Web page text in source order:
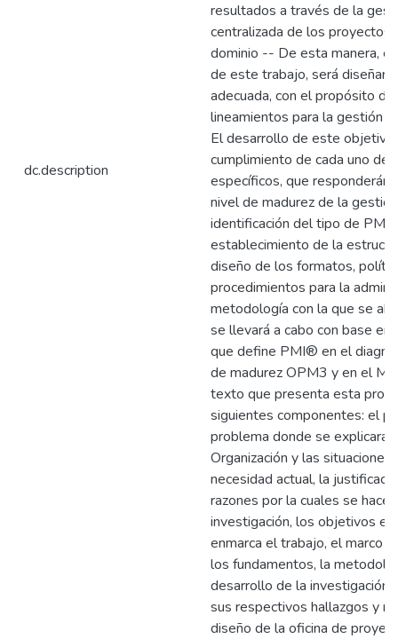
dc.description
resultados a través de la
centralizada de los proyectos
dominio -- De esta manera,
de este trabajo, será diseñar
adecuada, con el propósito
lineamientos para la gestión
El desarrollo de este objetivo
cumplimiento de cada uno de
específicos, que responderán
nivel de madurez de la
identificación del tipo de
establecimiento de la
diseño de los formatos,
procedimientos para la
metodología con la que se
se llevará a cabo con base
que define PMI® en el
de madurez OPM3 y en el
texto que presenta esta
siguientes componentes: el
problema donde se explicará
Organización y las situaciones
necesidad actual, la
razones por la cuales se hace
investigación, los objetivos
enmarca el trabajo, el marco
los fundamentos, la
desarrollo de la investigación,
sus respectivos hallazgos y
diseño de la oficina de